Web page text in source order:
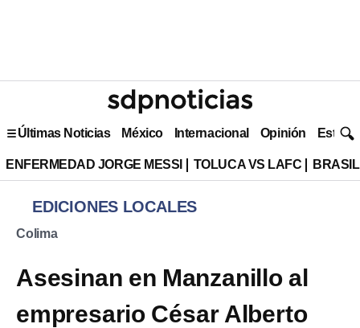
Últimas Noticias México Internacional Opinión Estilo
ENFERMEDAD JORGE MESSI TOLUCA VS LAFC
EDICIONES LOCALES
Colima
Asesinan en Manzanillo al
empresario César Alberto